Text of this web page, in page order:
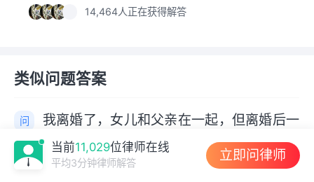
14,464人正在获得解答
类似问题答案
我离婚了，女儿和父亲在一起，但离婚后一
直和我住在一起。她爸爸现在结婚了，房子
是婚前财产。如果父亲去世，妻子可以继承
全部答案
当前11,029位律师在线
平均3分钟律师解答 立即问律师